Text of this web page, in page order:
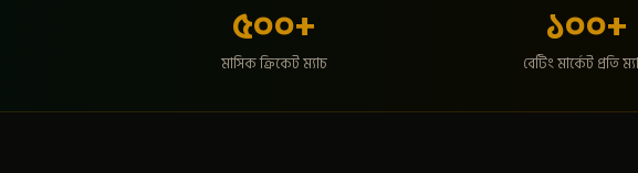
৫০০+
মাসিক ক্রিকেট ম্যাচ
১০০+
বেটিং মার্কেট প্রতি